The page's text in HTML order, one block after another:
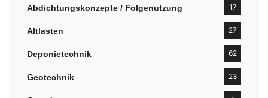
Abdichtungskonzepte / Folgenutzung 17
Altlasten 27
Deponietechnik 62
Geotechnik 23